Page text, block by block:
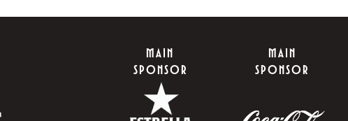
MAIN
SPONSOR
MAIN
SPONSOR